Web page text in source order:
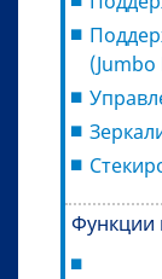
(Jumbo
Функции